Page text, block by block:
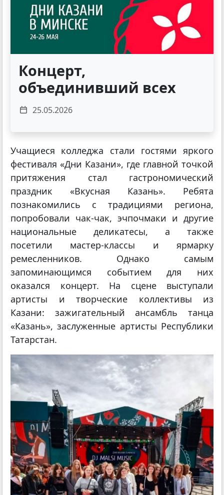
Концерт,
объединивший всех
25.05.2026
Учащиеся колледжа стали гостями яркого
фестиваля «Дни Казани», где главной точкой
притяжения стал гастрономический
праздник «Вкусная Казань». Ребята
познакомились с традициями региона,
попробовали чак-чак, эчпочмаки и другие
национальные деликатесы, а также
посетили мастер-классы и ярмарку
ремесленников. Однако самым
запоминающимся событием для них
оказался концерт. На сцене выступали
артисты и творческие коллективы из
Казани: зажигательный ансамбль танца
«Казань», заслуженные артисты Республики
Татарстан.